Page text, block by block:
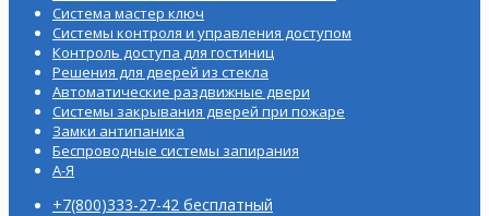
Система мастер ключ
Системы контроля и управления доступом
Контроль доступа для гостиниц
Решения для дверей из стекла
Автоматические раздвижные двери
Системы закрывания дверей при пожаре
Замки антипаника
Беспроводные системы запирания
А-Я
+7(800)333-27-42 бесплатный